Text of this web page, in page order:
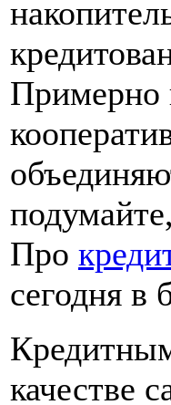
Примерно
Про
сегодня в
качестве